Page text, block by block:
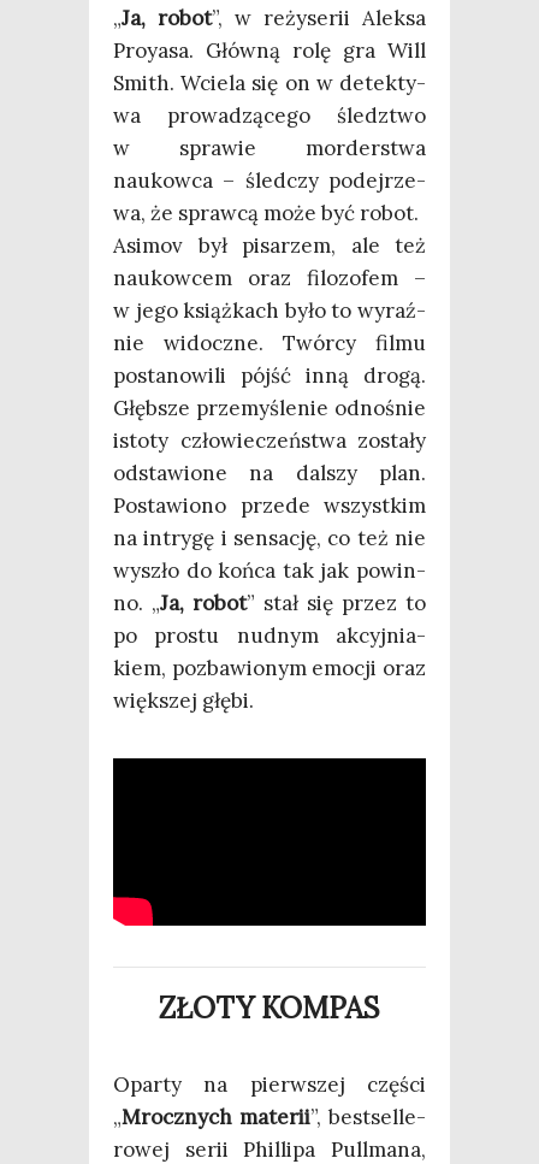
„Ja, robot”, w reży­se­rii Alek­sa
Proy­asa. Głów­ną rolę gra Will
Smith. Wcie­la się on w detek­ty­
wa pro­wa­dzą­ce­go śledz­two
w spra­wie mor­der­stwa
naukow­ca – śled­czy podej­rze­
wa, że spraw­cą może być robot.
Asi­mov był pisa­rzem, ale też
naukow­cem oraz filo­zo­fem –
w jego książ­kach było to wyraź­
nie widocz­ne. Twór­cy fil­mu
posta­no­wi­li pójść inną dro­gą.
Głęb­sze prze­my­śle­nie odno­śnie
isto­ty czło­wie­czeń­stwa zosta­ły
odsta­wio­ne na dal­szy plan.
Posta­wio­no przede wszyst­kim
na intry­gę i sen­sa­cję, co też nie
wyszło do koń­ca tak jak powin­
no. „Ja, robot” stał się przez to
po pro­stu nud­nym akcyj­nia­
kiem, pozba­wio­nym emo­cji oraz
więk­szej głębi.
ZŁOTY KOMPAS
Opar­ty na pierw­szej czę­ści
„Mrocz­nych mate­rii”, best­sel­le­
ro­wej serii Phil­li­pa Pul­l­ma­na,